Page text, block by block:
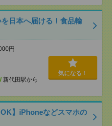
日本へ届ける！食品輸
円
/ 新代田駅から
気になる！
OK】iPhoneなどスマホの